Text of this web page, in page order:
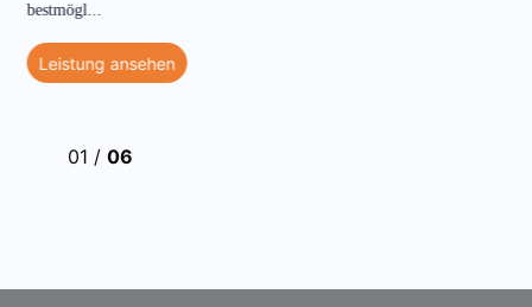
bestmögl...
Leistung ansehen
01 /06